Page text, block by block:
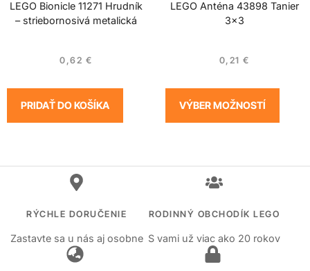
LEGO Bionicle 11271 Hrudník
– striebornosivá metalická
0,62 €
PRIDAŤ DO KOŠÍKA
LEGO Anténa 43898 Tanier
3×3
0,21 €
VÝBER MOŽNOSTÍ
RÝCHLE DORUČENIE
Zastavte sa u nás aj osobne
RODINNÝ OBCHODÍK LEGO
S vami už viac ako 20 rokov